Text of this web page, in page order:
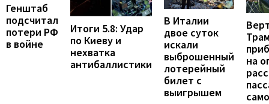
Генштаб
подсчитал
потери РФ
в войне
Итоги 5.8: Удар
по Киеву и
нехватка
антибаллистики
В Италии
двое суток
искали
выброшенный
лотерейный
билет с
выигрышем
на